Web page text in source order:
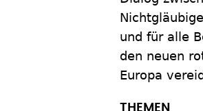
und für alle
den neuen
Europa